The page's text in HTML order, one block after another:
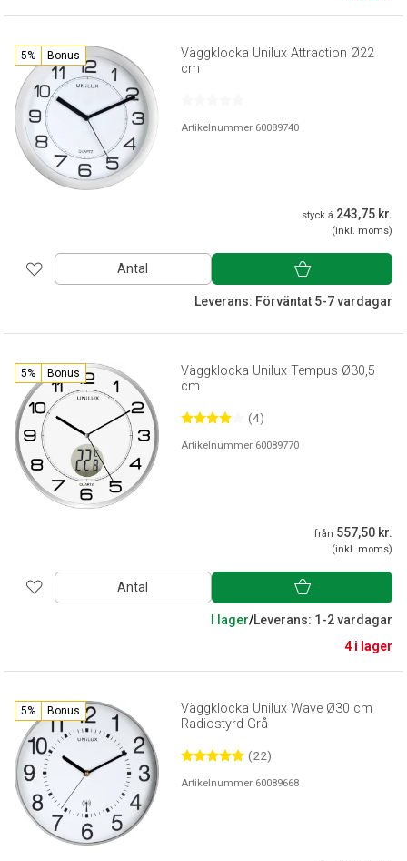
5% Bonus
Väggklocka Unilux Attraction Ø22
cm
Artikelnummer 60089740
styck á 243,75 kr.
(inkl. moms)
Antal
Leverans: Förväntat 5-7 vardagar
5% Bonus
Väggklocka Unilux Tempus Ø30,5
cm
(4)
Artikelnummer 60089770
från 557,50 kr.
(inkl. moms)
Antal
I lager/Leverans: 1-2 vardagar
4 i lager
5% Bonus
Väggklocka Unilux Wave Ø30 cm
Radiostyrd Grå
(22)
Artikelnummer 60089668